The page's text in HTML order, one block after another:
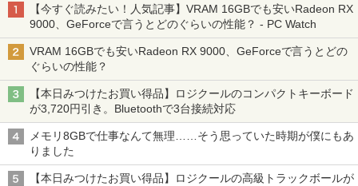
【今すぐ読みたい！人気記事】VRAM 16GBでも安いRadeon RX
9000、GeForceで言うとどのぐらいの性能？ - PC Watch
VRAM 16GBでも安いRadeon RX 9000、GeForceで言うとどの
ぐらいの性能？
【本日みつけたお買い得品】ロジクールのコンパクトキーボード
が3,720円引き。Bluetoothで3台接続対応
メモリ8GBで仕事なんて無理……そう思っていた時期が僕にもあ
りました
【本日みつけたお買い得品】ロジクールの高級トラックボールが